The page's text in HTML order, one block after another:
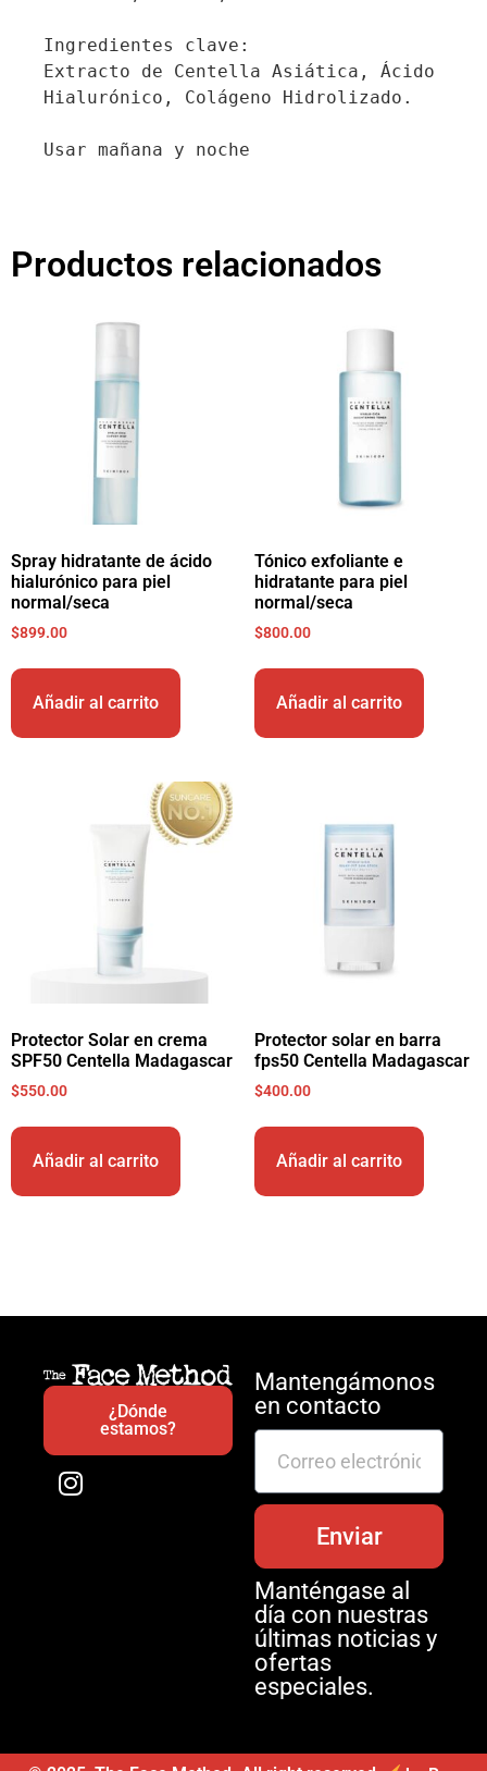
Ingredientes clave:
Extracto de Centella Asiática, Ácido
Hialurónico, Colágeno Hidrolizado.
Usar mañana y noche
Productos relacionados
Spray hidratante de ácido
hialurónico para piel
normal/seca
$899.00
Añadir al carrito
Tónico exfoliante e
hidratante para piel
normal/seca
$800.00
Añadir al carrito
Protector Solar en crema
SPF50 Centella Madagascar
$550.00
Añadir al carrito
Protector solar en barra
fps50 Centella Madagascar
$400.00
Añadir al carrito
¿Dónde
estamos?
Mantengámonos
en contacto
Enviar
Manténgase al
día con nuestras
últimas noticias y
ofertas
especiales.